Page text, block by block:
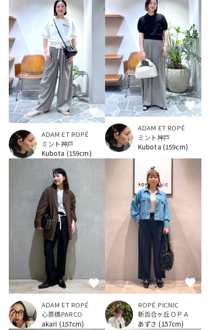
ADAM ET ROPÉ
ミント神戸
Kubota (159cm)
ADAM ET ROPÉ
ミント神戸
Kubota (159cm)
ADAM ET ROPÉ
心斎橋PARCO
akari (157cm)
ROPÉ PICNIC
新百合ヶ丘ＯＰＡ
あずさ (157cm)